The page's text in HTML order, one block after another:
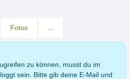
Fotos
zu können, musst du im
sein. Bitte gib deine E-Mail und